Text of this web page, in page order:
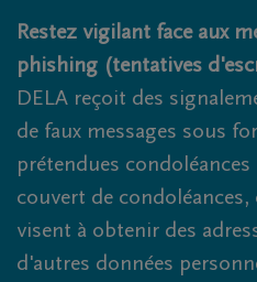
Restez vigilant face aux
phishing (tentatives
DELA reçoit des
de faux messages sous
prétendues condoléances
couvert de condoléances,
visent à obtenir des
d'autres données